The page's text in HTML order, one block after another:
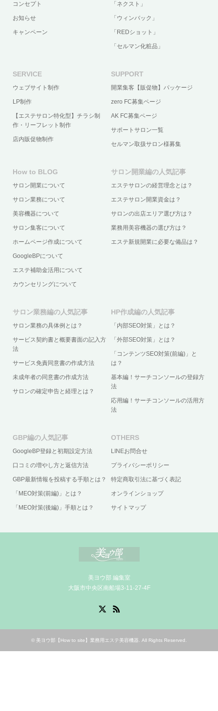
コンセプト
お知らせ
キャンペーン
「ネクスト」
「ウィンバック」
「REDショット」
「セルマン化粧品」
SERVICE
ウェブサイト制作
LP制作
【エステサロン特化型】チラシ制
作・リーフレット制作
店内販促物制作
SUPPORT
開業集客【販促物】パッケージ
zero FC募集ページ
AK FC募集ページ
サポートサロン一覧
セルマン取扱サロン様募集
How to BLOG
サロン開業について
サロン業務について
美容機器について
サロン集客について
ホームページ作成について
GoogleBPについて
エステ補助金活用について
カウンセリングについて
サロン開業編の人気記事
エステサロンの経営理念とは？
エステサロン開業資金は？
サロンの出店エリア選び方は？
業務用美容機器の選び方は？
エステ新規開業に必要な備品は？
サロン業務編の人気記事
サロン業務の具体例とは？
サービス契約書と概要書面の記入方
法
サービス免責同意書の作成方法
未成年者の同意書の作成方法
サロンの確定申告と経理とは？
HP作成編の人気記事
「内部SEO対策」とは？
「外部SEO対策」とは？
「コンテンツSEO対策(前編)」と
は？
基本編！サーチコンソールの登録方
法
応用編！サーチコンソールの活用方
法
GBP編の人気記事
GoogleBP登録と初期設定方法
口コミの増やし方と返信方法
GBP最新情報を投稿する手順とは？
「MEO対策(前編)」とは？
「MEO対策(後編)」手順とは？
OTHERS
LINEお問合せ
プライバシーポリシー
特定商取引法に基づく表記
オンラインショップ
サイトマップ
美ヨウ部 編集室
大阪市中央区南船場3-11-27-4F
© 美ヨウ部【How to site】業務用エステ美容機器. All Rights Reserved.